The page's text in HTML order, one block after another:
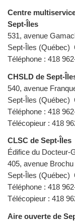
Centre
Sept-Îles
531, avenue
Sept-Îles (Québec)
Téléphone : 418
CHSLD de Sept-
540, avenue
Sept-Îles (Québec)
Téléphone : 418
Télécopieur : 418
CLSC de Sept-Îles
Édifice du Docteur-
405, avenue Brochu
Sept-Îles (Québec)
Téléphone : 418
Télécopieur : 418
Aire ouverte de